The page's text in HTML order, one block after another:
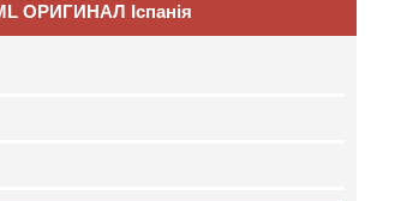
ОРИГИНАЛ Іспанія